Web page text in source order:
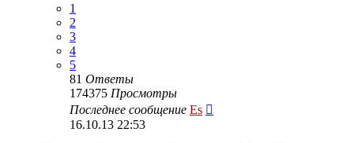
1
2
3
4
5
81 Ответы
174375 Просмотры
Последнее сообщение Es
16.10.13 22:53